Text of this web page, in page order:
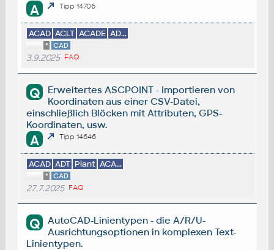
A Tipp 14706
ACAD ACLT ACADE AD...
* CAD
3.9.2025 FAQ
Q
Erweitertes ASCPOINT - Importieren von
Koordinaten aus einer CSV-Datei,
einschließlich Blöcken mit Attributen, GPS-
Koordinaten, usw.
A Tipp 14646
ACAD ADT Plant ACA...
* CAD
27.7.2025 FAQ
Q
AutoCAD-Linientypen - die A/R/U-
Ausrichtungsoptionen in komplexen Text-
Linientypen.